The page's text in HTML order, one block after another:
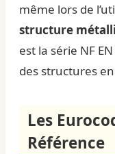
même lors de
structure
est la série NF
des structures
Les
Référence